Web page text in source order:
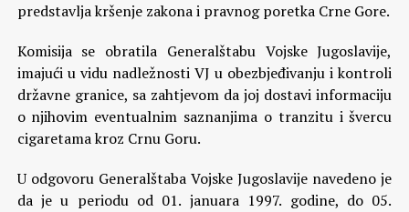
predstavlja kršenje zakona i pravnog poretka Crne Gore.
Komisija se obratila Generalštabu Vojske Jugoslavije,
imajući u vidu nadležnosti VJ u obezbjeđivanju i kontroli
državne granice, sa zahtjevom da joj dostavi informaciju
o njihovim eventualnim saznanjima o tranzitu i švercu
cigaretama kroz Crnu Goru.
U odgovoru Generalštaba Vojske Jugoslavije navedeno je
da je u periodu od 01. januara 1997. godine, do 05.